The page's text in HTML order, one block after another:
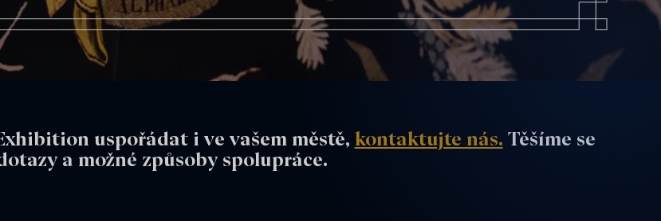
uspořádat i ve vašem městě, kontaktujte nás. Těšíme se
a možné způsoby spolupráce.